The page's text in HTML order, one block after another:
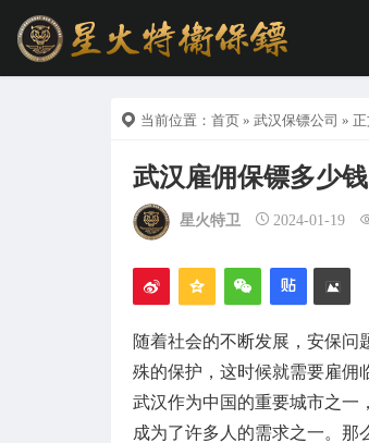
当前位置： 首页 » 武汉保镖公司 » 正
武汉雇佣保镖多少钱
星火特卫 2024-01-19
随着社会的不断发展，安保
殊的保护，这时候就需要雇佣
武汉作为中国的重要城市之一
成为了许多人的需求之一。那